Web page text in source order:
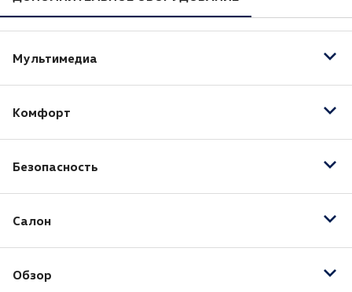
Мультимедиа
USB
Аудиоподготовка
Розетка 12V
Комфорт
Камера задняя
Парктроник задний
Парктроник передний
Безопасность
Антиблокировочная система (ABS)
Система стабилизации (ESP)
Подушка безопасности водителя
Салон
Люк
Обзор